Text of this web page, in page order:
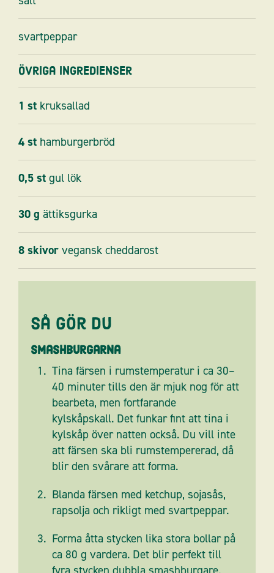
Så gör du
Smashburgarna
Tina färsen i rumstemperatur i ca 30–
40 minuter tills den är mjuk nog för att
bearbeta, men fortfarande
kylskåpskall. Det funkar fint att tina i
kylskåp över natten också. Du vill inte
att färsen ska bli rumstempererad, då
blir den svårare att forma.
Blanda färsen med ketchup, sojasås,
rapsolja och rikligt med svartpeppar.
Forma åtta stycken lika stora bollar på
ca 80 g vardera. Det blir perfekt till
svartpeppar
Övriga ingredienser
1 st kruksallad
4 st hamburgerbröd
0,5 st gul lök
30 g ättiksgurka
8 skivor vegansk cheddarost